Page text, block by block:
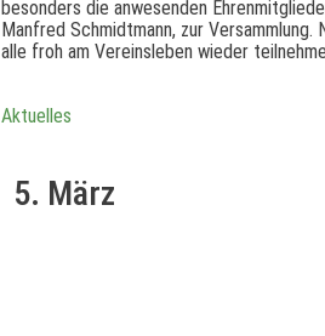
besonders die anwesenden
Manfred Schmidtmann, zur
alle froh am Vereinsleben wieder
Aktuelles
5. März